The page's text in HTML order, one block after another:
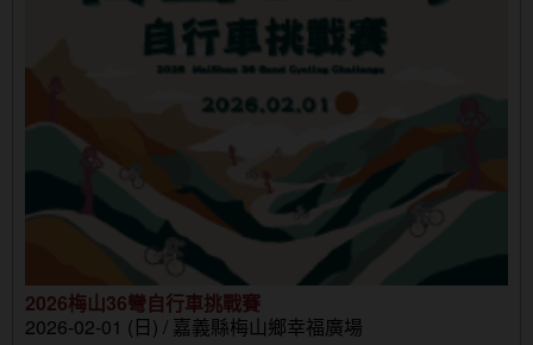
2026梅山36彎自行車挑戰賽
2026-02-01 (日) / 嘉義縣梅山鄉幸福廣場